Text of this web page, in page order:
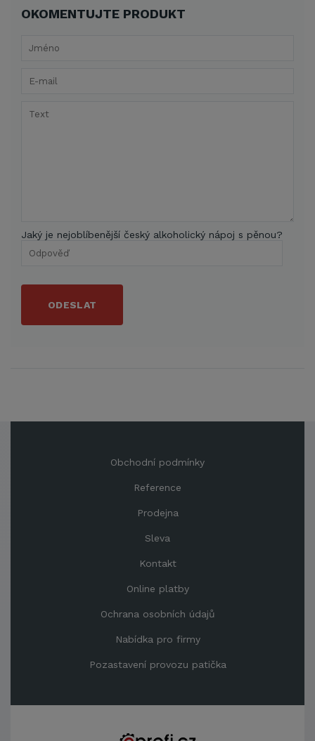
OKOMENTUJTE PRODUKT
Jaký je nejoblíbenější český alkoholický nápoj s pěnou?
ODESLAT
Obchodní podmínky
Reference
Prodejna
Sleva
Kontakt
Online platby
Ochrana osobních údajů
Nabídka pro firmy
Pozastavení provozu patička